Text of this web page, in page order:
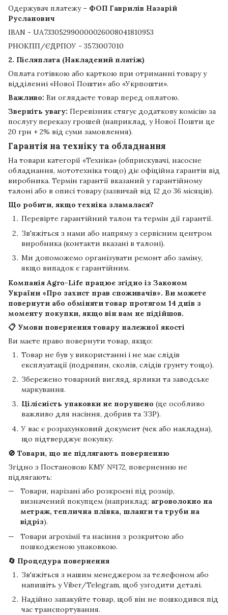
Одержувач платежу – ФОП Гаврилів Назарій
Русланович
IBAN - UA733052990000026008041810953
РНОКПП/ЄДРПОУ - 3573007010
2. Післяплата (Накладений платіж)
Оплата готівкою або карткою при отриманні товару у
відділенні «Нової Пошти» або «Укрпошти».
Важливо: Ви оглядаєте товар перед оплатою.
Зверніть увагу: Перевізник стягує додаткову комісію за
послугу переказу грошей (наприклад, у Нової Пошти це
20 грн + 2% від суми замовлення).
Гарантія на техніку та обладнання
На товари категорії «Техніка» (обприскувачі, насосне
обладнання, мототехніка тощо) діє офіційна гарантія від
виробника. Термін гарантії вказаний у гарантійному
талоні або в описі товару (зазвичай від 12 до 36 місяців).
Що робити, якщо техніка зламалася?
Перевірте гарантійний талон та термін дії гарантії.
Зв'яжіться з нами або напряму з сервісним центром
виробника (контакти вказані в талоні).
Ми допоможемо організувати ремонт або заміну,
якщо випадок є гарантійним.
Компанія Agro-Life працює згідно із Законом
України «Про захист прав споживачів». Ви можете
повернути або обміняти товар протягом 14 днів з
моменту покупки, якщо він вам не підійшов.
📋 Умови повернення товару належної якості
Ви маєте право повернути товар, якщо:
Товар не був у використанні і не має слідів
експлуатації (подряпин, сколів, слідів ґрунту тощо).
Збережено товарний вигляд, ярлики та заводське
маркування.
Цілісність упаковки не порушено (це особливо
важливо для насіння, добрив та ЗЗР).
У вас є розрахунковий документ (чек або накладна),
що підтверджує покупку.
🚫 Товари, що не підлягають поверненню
Згідно з Постановою КМУ №172, поверненню не
підлягають:
Товари, нарізані або розкроєні під розмір,
визначений покупцем (наприклад: агроволокно на
метраж, теплична плівка, шланги та труби на
відріз).
Товари агрохімії та насіння з розкритою або
пошкодженою упаковкою.
🔄 Процедура повернення
Зв'яжіться з нашим менеджером за телефоном або
напишіть у Viber/Telegram, щоб узгодити деталі.
Надійно запакуйте товар, щоб він не пошкодився під
час транспортування.